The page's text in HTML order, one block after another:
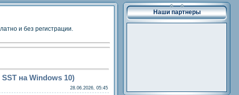
и без регистрации.
на Windows 10)
28.06.2026, 05:45
Наши партнеры